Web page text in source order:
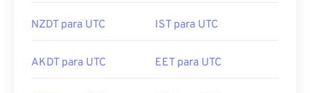
NZDT para UTC IST para UTC
AKDT para UTC EET para UTC